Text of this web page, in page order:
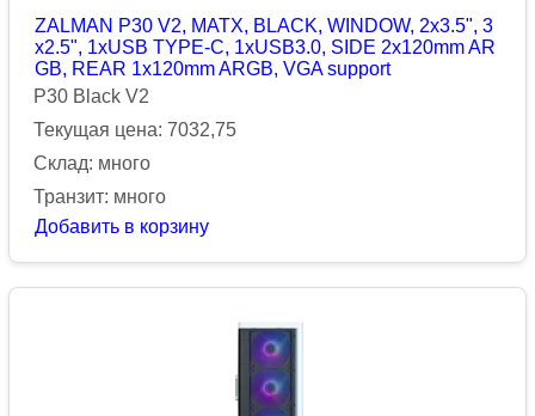
ZALMAN P30 V2, MATX, BLACK, WINDOW, 2x3.5", 3
x2.5", 1xUSB TYPE-C, 1xUSB3.0, SIDE 2x120mm AR
GB, REAR 1x120mm ARGB, VGA support
P30 Black V2
Текущая цена: 7032,75
Склад: много
Транзит: много
Добавить в корзину